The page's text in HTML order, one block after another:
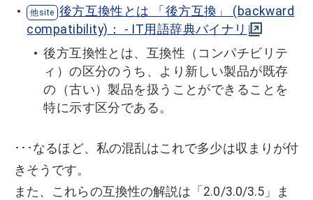
後方互換性とは 「後方互換」 (backward
compatibility)： - IT用語辞典バイナリ
後方互換性とは、互換性（コンパチビリテ
ィ）の区分のうち、より新しい製品が既存
の（古い）製品を扱うことができることを
特に示す区分である。
･･･なるほど、私の混乱はこれで多少は収まりが付
きそうです。
また、これらの互換性の解説は「2.0/3.0/3.5」ま